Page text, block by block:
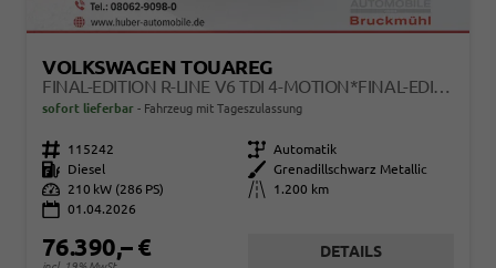
VOLKSWAGEN TOUAREG
FINAL-EDITION R-LINE V6 TDI 4-MOTION*FINAL-EDITION*AHK-SCHWENKBAR*NAVI*ACC*PDC*LED*SHZ*21-ZOLL
sofort lieferbar Fahrzeug mit Tageszulassung
Fahrzeugnr. 115242 Getriebe Automatik
Kraftstoff
Diesel Außenfarbe
Grenadillschwarz Metallic
Leistung
210 kW (286 PS) Kilometerstand
1.200 km
01.04.2026
76.390,– € DETAILS